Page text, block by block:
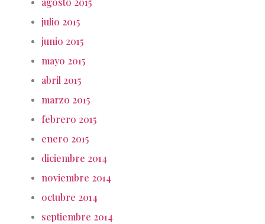
julio 2015
junio 2015
mayo 2015
abril 2015
marzo 2015
febrero 2015
enero 2015
diciembre 2014
noviembre 2014
octubre 2014
septiembre 2014